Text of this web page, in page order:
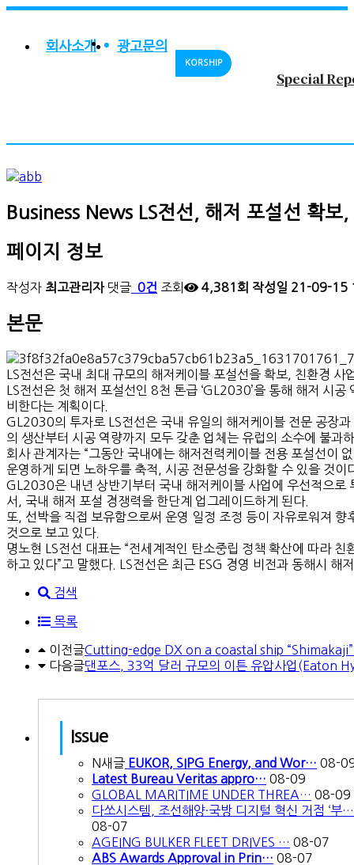
회사소개 광고문의
KORSHIP
Special
Business News LS전선, 해저 포설선 확보
페이지 정보
작성자 최고관리자 댓글 0건 조회 4,381회 작성일 21-09-15
본문
LS전선은 국내 최대 규모의 해저케이블 포설선을 확보, 친환경
LS전선은 첫 해저 포설선인 8천 톤급 ‘GL2030’을 통해 해저 시
비한다는 계획이다.
GL2030의 투자로 LS전선은 국내 유일의 해저케이블 전문 공장
의 생산부터 시공 역량까지 모두 갖춘 업체는 유럽의 소수에 불과
회사 관계자는 “그동안 국내에는 해저전력케이블 전용 포설선이
운영하게 되면 노하우를 축적, 시공 전문성을 강화할 수 있을 것이
GL2030은 내년 상반기부터 국내 해저케이블 사업에 우선적으로
서, 국내 해저 포설 경쟁력을 한단계 업그레이드하게 된다.
또, 선박을 직접 보유함으로써 운영 일정 조정 등이 자유로워져
것으로 보고 있다.
명노현 LS전선 대표는 “전세계적인 탄소중립 정책 확산에 따라
하고 있다”고 말했다. LS전선은 최근 ESG 경영 비전과 동해시
검색
목록
이전글Cutting-edge DX on a coastal ship “Shimakaji”
다음글댄포스, 33억 달러 규모의 이튼 유압사업(Eaton
Issue
N새글 EUKOR, SIPG Energy, and Wor… 08-
Latest Bureau Veritas appro… 08-09
GLOBAL MARITIME UNDER THREA… 08-09
다쏘시스템, 조선해양·국방 디지털 혁신 거점 ‘부…
08-07
AGEING BULKER FLEET DRIVES … 08-07
ABS Awards Approval in Prin… 08-07